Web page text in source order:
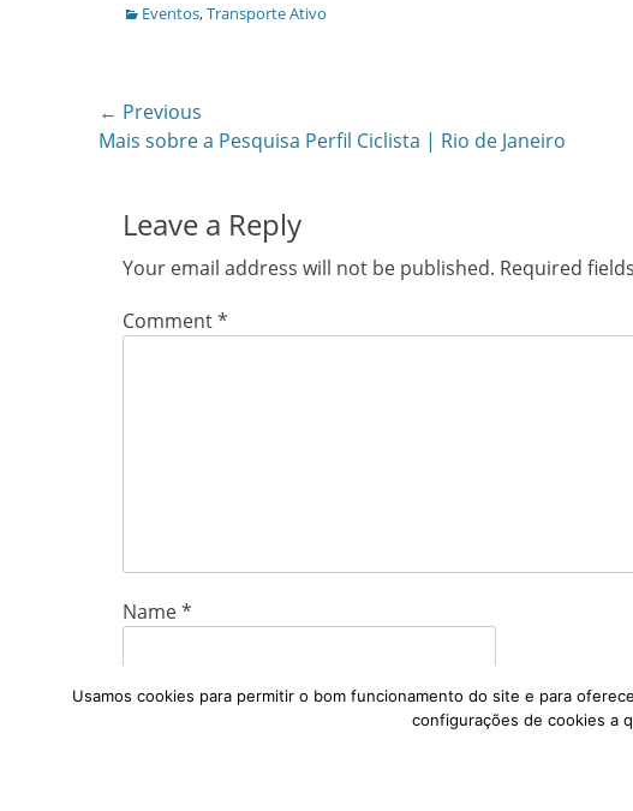
Categories
Eventos,Transporte Ativo
Post
navigation
← Previous
Previous
Mais sobre a Pesquisa Perfil Ciclista | Rio de Janeiro
Leave a Reply
Your email address will not be published. Required
Comment*
Name*
Email*
Usamos cookies para permitir o bom funcionamento do site e para
configurações de cookies a